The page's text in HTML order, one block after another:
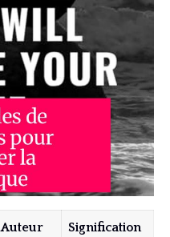
Auteur Signification